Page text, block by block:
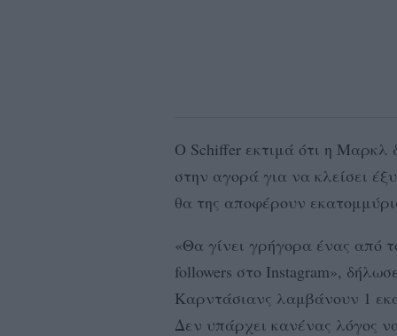
Ο Schiffer εκτιμά ότι η Μαρκλ
στην αγορά για να κλείσει
θα της αποφέρουν
«Θα γίνει γρήγορα ένας από
followers στο Instagram»,
Καρντάσιανς λαμβάνουν 1
Δεν υπάρχει κανένας λόγος